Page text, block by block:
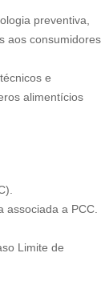
preventiva,
aos consumidores
e
alimentícios
associada a PCC.
Limite de